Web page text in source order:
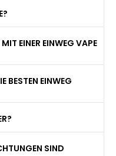
EINER EINWEG VAPE
BESTEN EINWEG
SIND